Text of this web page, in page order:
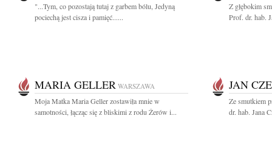
"...Tym, co pozostają tutaj z garbem bólu, Jedyną
pociechą jest cisza i pamięć......
Z głębokim
Prof. dr. hab.
MARIA GELLER WARSZAWA
Moja Matka Maria Geller zostawiła mnie w
samotności, łącząc się z bliskimi z rodu Żerów i...
JAN
Ze smutkiem
dr. hab. Jana